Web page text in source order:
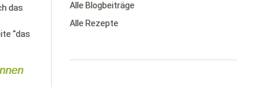
das
“das
Alle Blogbeiträge
Alle Rezepte